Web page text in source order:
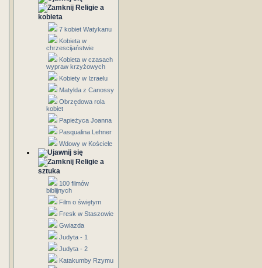
Religie a
kobieta
7 kobiet Watykanu
Kobieta w
chrzescijaństwie
Kobieta w czasach
wypraw krzyżowych
Kobiety w Izraelu
Matylda z Canossy
Obrzędowa rola
kobiet
Papieżyca Joanna
Pasqualina Lehner
Wdowy w Kościele
Religie a
sztuka
100 filmów
biblijnych
Film o świętym
Fresk w Staszowie
Gwiazda
Judyta - 1
Judyta - 2
Katakumby Rzymu